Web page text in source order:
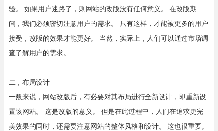
验。 如果用户迷路了，则网站的改版没有任何意义。 在改版期
间，我们必须密切注意用户的需求。 只有这样，才能被更多的用户
接受，改版的效果才能更好。 当然，实际上，人们可以通过市场调
查了解用户的需求。
二，布局设计
一般来说，网站改版后，有必要对其布局进行全新设计，即重新设
置该网站。 这是改版的意义。 但是在此过程中，人们在追求更完
美效果的同时，还需要注意网站的整体风格和设计。 这也很重要。